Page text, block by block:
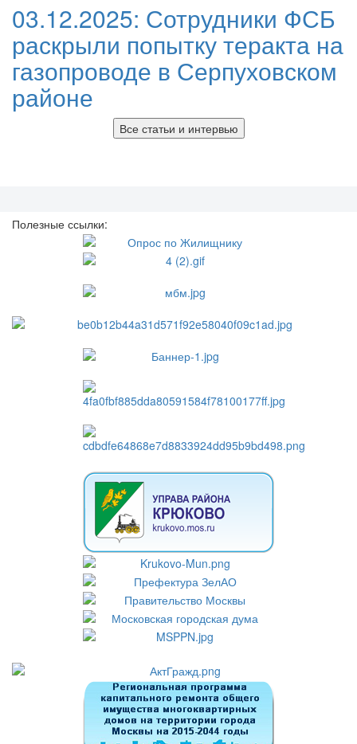
03.12.2025: Сотрудники ФСБ
раскрыли попытку теракта на
газопроводе в Серпуховском
районе
Все статьи и интервью
Полезные ссылки: